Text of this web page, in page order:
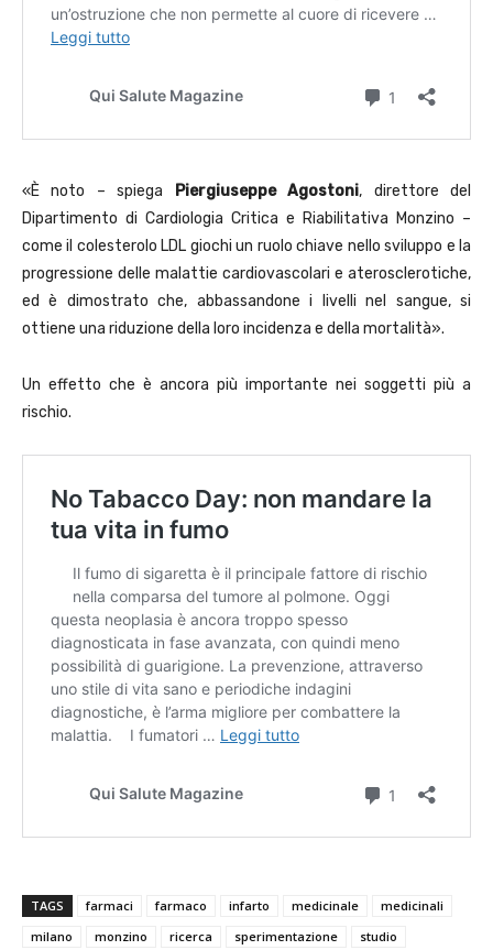
«È noto – spiega Piergiuseppe Agostoni, direttore del
Dipartimento di Cardiologia Critica e Riabilitativa Monzino –
come il colesterolo LDL giochi un ruolo chiave nello sviluppo e la
progressione delle malattie cardiovascolari e aterosclerotiche,
ed è dimostrato che, abbassandone i livelli nel sangue, si
ottiene una riduzione della loro incidenza e della mortalità».
Un effetto che è ancora più importante nei soggetti più a
rischio.
TAGS farmaci farmaco infarto medicinale
medicinali
milano
monzino ricerca sperimentazione
studio